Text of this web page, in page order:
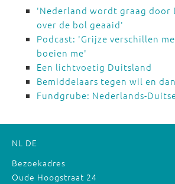
'Nederland wordt graag door
over de bol geaaid'
Podcast: 'Grijze verschillen
boeien me'
Een lichtvoetig Duitsland
Bemiddelaars tegen wil en
Fundgrube: Nederlands-
NL DE
Bezoekadres
Oude Hoogstraat 24